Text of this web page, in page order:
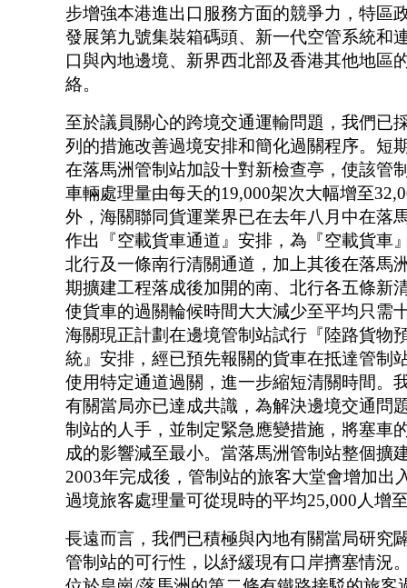
步增強本港進出口服務方面的競爭力，特區
發展第九號集裝箱碼頭、新一代空管系統和
口與內地邊境、新界西北部及香港其他地區
絡。
至於議員關心的跨境交通運輸問題，我們已
列的措施改善過境安排和簡化過關程序。短
在落馬洲管制站加設十對新檢查亭，使該管
車輛處理量由每天的19,000架次大幅增至
外，海關聯同貨運業界已在去年八月中在落
作出『空載貨車通道』安排，為『空載貨車
北行及一條南行清關通道，加上其後在落馬
期擴建工程落成後加開的南、北行各五條新
使貨車的過關輪候時間大大減少至平均只需
海關現正計劃在邊境管制站試行『陸路貨物
統』安排，經已預先報關的貨車在抵達管制
使用特定通道過關，進一步縮短清關時間。
有關當局亦已達成共識，為解決邊境交通問
制站的人手，並制定緊急應變措施，將塞車
成的影響減至最小。當落馬洲管制站整個擴
2003年完成後，管制站的旅客大堂會增加出
過境旅客處理量可從現時的平均25,000人增
長遠而言，我們已積極與內地有關當局研究
管制站的可行性，以紓緩現有口岸擠塞情況